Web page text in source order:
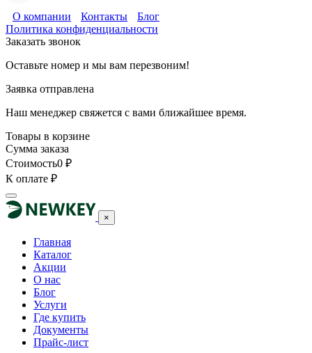
О компании Контакты
Блог
Политика конфиденциальности
Заказать звонок
Оставьте номер и мы вам перезвоним!
Заявка отправлена
Наш менеджер свяжется с вами ближайшее время.
Товары в корзине
Сумма заказа
Стоимость0 ₽
К оплате ₽
×
Главная
Каталог
Акции
О нас
Блог
Услуги
Где купить
Документы
Прайс-лист